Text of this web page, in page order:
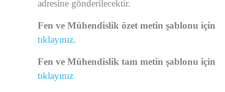
adresine gönderilecektir.
Fen ve Mühendislik özet metin şablonu için
tıklayınız.
Fen ve Mühendislik tam metin şablonu için
tıklayınız